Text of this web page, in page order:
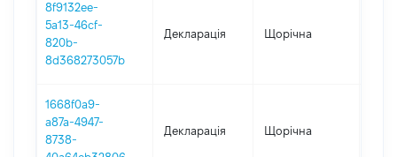
8f9132ee-
5a13-46cf-
820b-
8d368273057b
Декларація Щорічна
1668f0a9-
a87a-4947-
8738-
Декларація Щорічна